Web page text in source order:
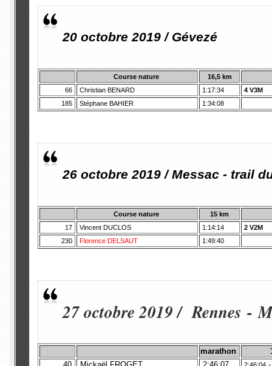
20 octobre 2019 / Gévezé
Course nature
16,5 km
66
Christian BENARD 1:17:34
4 V3M
185
Stéphane BAHIER 1:34:08
26 octobre 2019 / Messac - trail
Course nature
15 km
17
Vincent DUCLOS 1:14:14
2 V2M
230
Florence DELSAUT 1:49:40
27 octobre 2019 / Rennes -
marathon